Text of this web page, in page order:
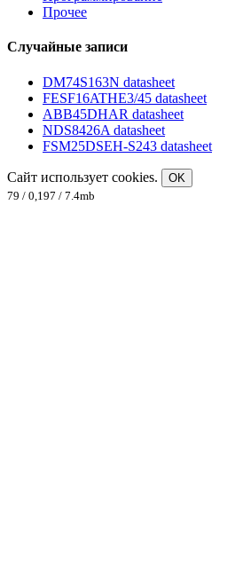
Прочее
Случайные записи
DM74S163N datasheet
FESF16ATHE3/45 datasheet
ABB45DHAR datasheet
NDS8426A datasheet
FSM25DSEH-S243 datasheet
Сайт использует cookies.
OK
79 / 0,197 / 7.4mb